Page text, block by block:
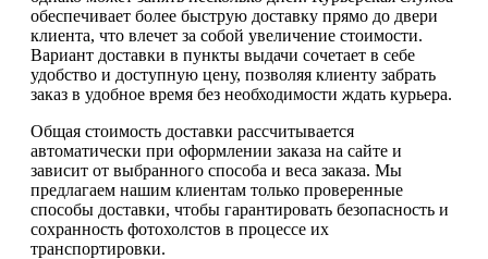
обеспечивает более быструю доставку прямо до двери
клиента, что влечет за собой увеличение стоимости.
Вариант доставки в пункты выдачи сочетает в себе
удобство и доступную цену, позволяя клиенту забрать
заказ в удобное время без необходимости ждать курьера.
Общая стоимость доставки рассчитывается
автоматически при оформлении заказа на сайте и
зависит от выбранного способа и веса заказа. Мы
предлагаем нашим клиентам только проверенные
способы доставки, чтобы гарантировать безопасность и
сохранность фотохолстов в процессе их
транспортировки.